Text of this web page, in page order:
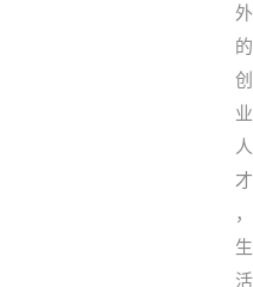
外
的
创
业
人
才
，
生
活